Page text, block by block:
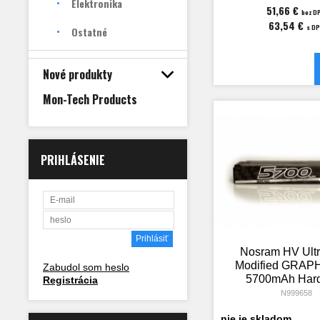
Elektronika
Ostatné
Nové produkty
Mon-Tech Products
PRIHLÁSENIE
Zabudol som heslo
Registrácia
51,66 €bez
63,54 € s
Nosram HV
Modified
5700mAh
Akku - 7.6V
N999658